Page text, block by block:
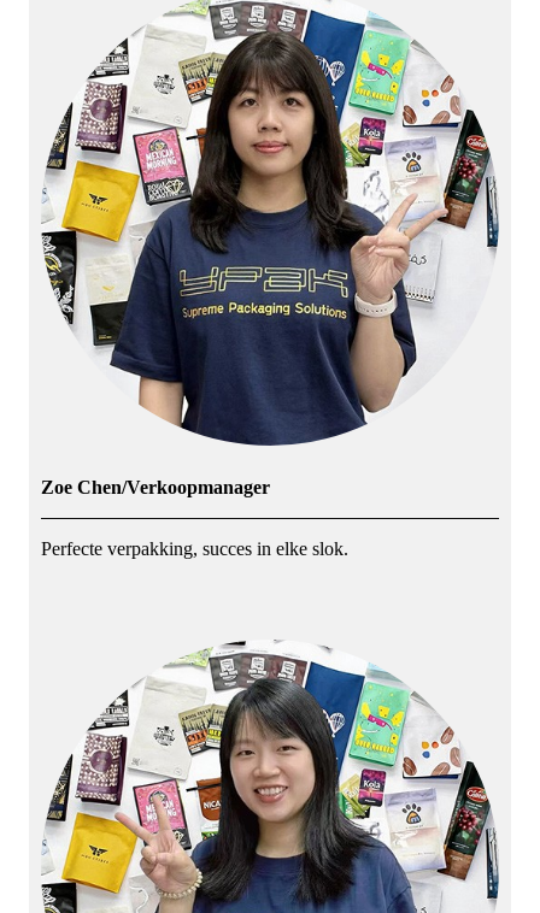
Zoe Chen/Verkoopmanager
Perfecte verpakking, succes in elke slok.